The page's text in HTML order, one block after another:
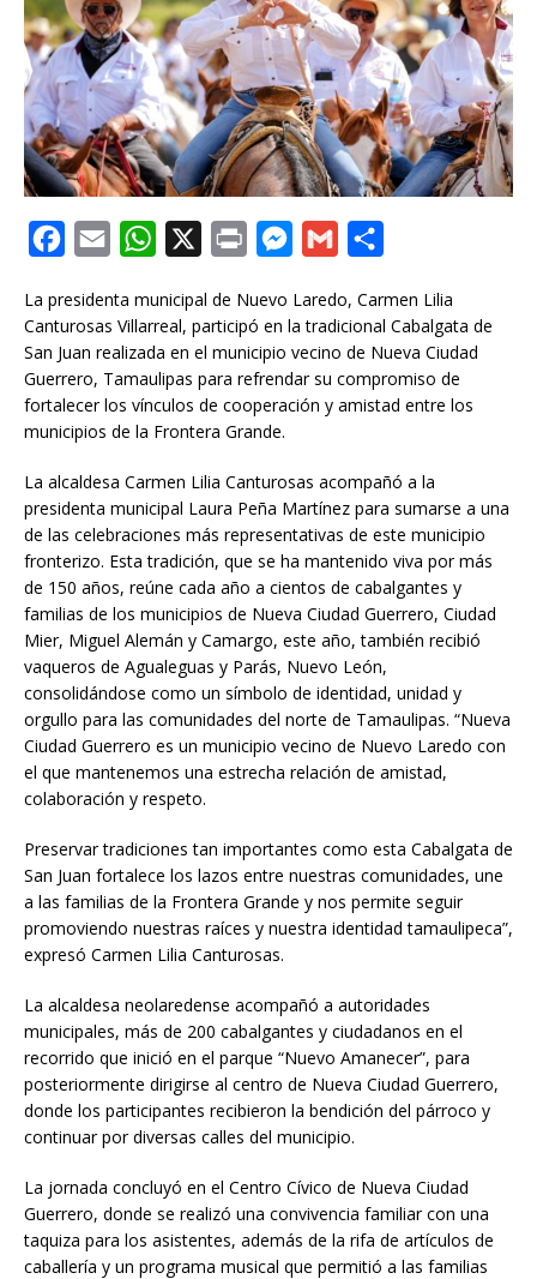
c
e
b
o
k
a
i
l
W
a
t
s
A
p
i
n
t
M
s
s
e
n
e
r
a
i
l
m
p
a
r
i
r
La presidenta municipal de Nuevo Laredo, Carmen Lilia
Canturosas Villarreal, participó en la tradicional Cabalgata de
San Juan realizada en el municipio vecino de Nueva Ciudad
Guerrero, Tamaulipas para refrendar su compromiso de
fortalecer los vínculos de cooperación y amistad entre los
municipios de la Frontera Grande.
La alcaldesa Carmen Lilia Canturosas acompañó a la
presidenta municipal Laura Peña Martínez para sumarse a una
de las celebraciones más representativas de este municipio
fronterizo. Esta tradición, que se ha mantenido viva por más
de 150 años, reúne cada año a cientos de cabalgantes y
familias de los municipios de Nueva Ciudad Guerrero, Ciudad
Mier, Miguel Alemán y Camargo, este año, también recibió
vaqueros de Agualeguas y Parás, Nuevo León,
consolidándose como un símbolo de identidad, unidad y
orgullo para las comunidades del norte de Tamaulipas. “Nueva
Ciudad Guerrero es un municipio vecino de Nuevo Laredo con
el que mantenemos una estrecha relación de amistad,
colaboración y respeto.
Preservar tradiciones tan importantes como esta Cabalgata de
San Juan fortalece los lazos entre nuestras comunidades, une
a las familias de la Frontera Grande y nos permite seguir
promoviendo nuestras raíces y nuestra identidad tamaulipeca”,
expresó Carmen Lilia Canturosas.
La alcaldesa neolaredense acompañó a autoridades
municipales, más de 200 cabalgantes y ciudadanos en el
recorrido que inició en el parque “Nuevo Amanecer”, para
posteriormente dirigirse al centro de Nueva Ciudad Guerrero,
donde los participantes recibieron la bendición del párroco y
continuar por diversas calles del municipio.
La jornada concluyó en el Centro Cívico de Nueva Ciudad
Guerrero, donde se realizó una convivencia familiar con una
taquiza para los asistentes, además de la rifa de artículos de
caballería y un programa musical que permitió a las familias